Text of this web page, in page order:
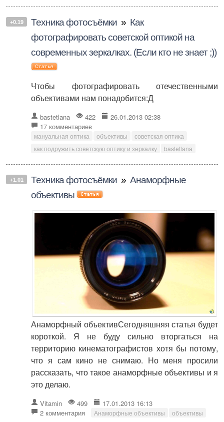
+0.19 Техника фотосъёмки » Как
фотографировать советской оптикой на
современных зеркалках. (Если кто не знает ;))
Чтобы фотографировать отечественными
объективами нам понадобится:Д
bastetlana 422
26.01.2013 02:38
17 комментариев
мануальная оптика объективы
советская оптика
как подружить советскую оптику и зеркалку
bastetlana
+1.01 Техника фотосъёмки » Анаморфные
объективы
Анаморфный объективСегодняшняя статья будет
короткой. Я не буду сильно вторгаться на
территорию кинематографистов хотя бы потому,
что я сам кино не снимаю. Но меня просили
рассказать, что такое анаморфные объективы и я
это делаю.
Vitamin 499
17.01.2013 16:13
2 комментария
Анаморфные объективы объективы